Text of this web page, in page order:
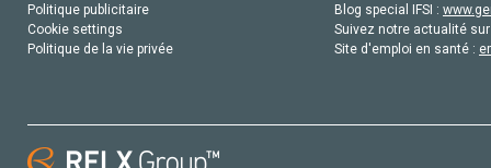
Politique publicitaire
Cookie settings
Politique de la vie privée
Blog special IFSI :
Suivez notre actualité
Site d'emploi en santé :